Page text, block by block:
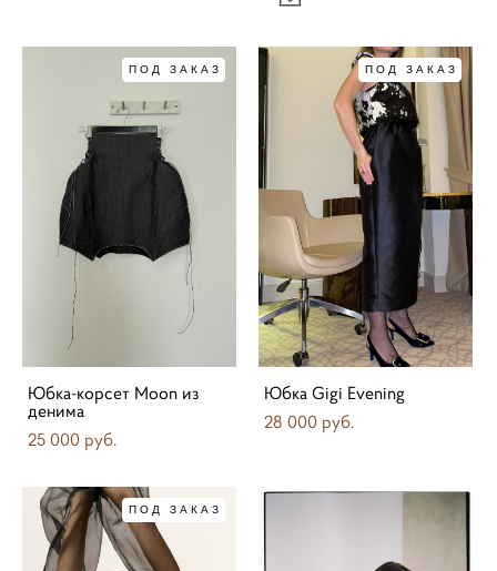
ПОД ЗАКАЗ
Юбка-корсет Moon из
денима
25 000 pуб.
ПОД ЗАКАЗ
Юбка Gigi Evening
28 000 pуб.
ПОД ЗАКАЗ